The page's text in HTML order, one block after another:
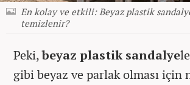
En kolay ve etkili: Beyaz plastik
temizlenir?
Peki,beyaz plastik sandalye
gibi beyaz ve parlak olması için